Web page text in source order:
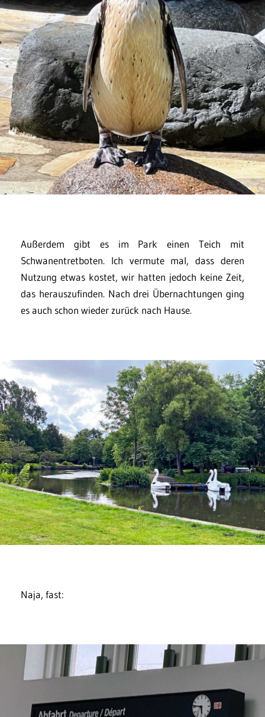
Außerdem gibt es im Park einen Teich mit
Schwanentretboten. Ich vermute mal, dass deren
Nutzung etwas kostet, wir hatten jedoch keine Zeit,
das herauszufinden. Nach drei Übernachtungen ging
es auch schon wieder zurück nach Hause.
Naja, fast: